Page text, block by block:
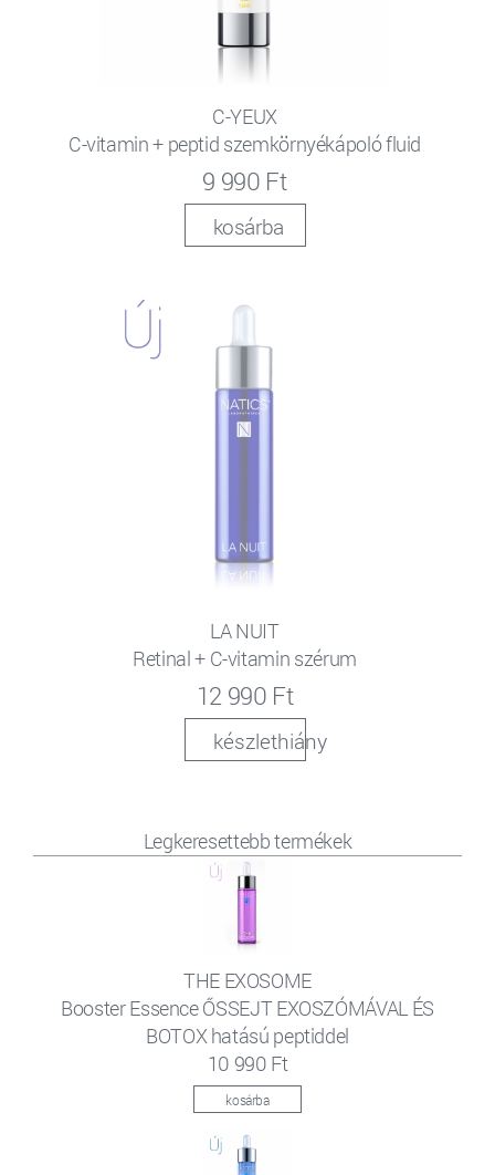
C-YEUX
C-vitamin + peptid szemkörnyékápoló fluid
9 990 Ft
kosárba
LA NUIT
Retinal + C-vitamin szérum
12 990 Ft
készlethiány
Legkeresettebb termékek
THE EXOSOME
Booster Essence ŐSSEJT EXOSZÓMÁVAL ÉS
BOTOX hatású peptiddel
10 990 Ft
kosárba